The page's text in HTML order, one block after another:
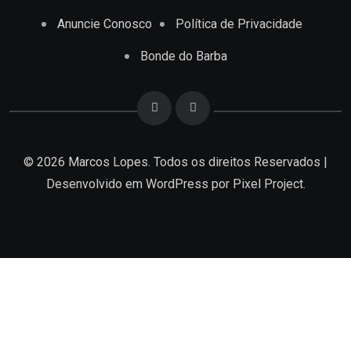
Anuncie Conosco Política de Privacidade
Bonde do Barba
© 2026 Marcos Lopes. Todos os direitos Reservados |
Desenvolvido em WordPress por Pixel Project.